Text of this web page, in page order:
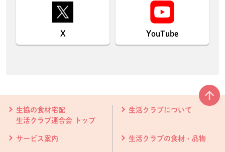
X YouTube
生協の食材宅配
生活クラブ連合会 トップ
生活クラブについて
サービス案内 生活クラブの食材・品物